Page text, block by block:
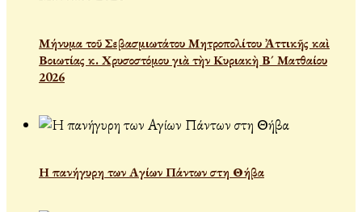
Μήνυμα τοῦ Σεβασμιωτάτου Μητροπολίτου Ἀττικῆς καὶ
Βοιωτίας κ. Χρυσοστόμου γιὰ τὴν Κυριακὴ Β´ Ματθαίου
2026
Η πανήγυρη των Αγίων Πάντων στη Θήβα